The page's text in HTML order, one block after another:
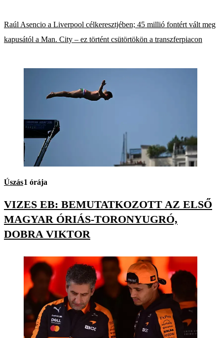
Raúl Asencio a Liverpool célkeresztjében; 45 millió fontért vált meg
kapusától a Man. City – ez történt csütörtökön a transzferpiacon
Úszás1 órája
VIZES EB: BEMUTATKOZOTT AZ ELSŐ
MAGYAR ÓRIÁS-TORONYUGRÓ,
DOBRA VIKTOR